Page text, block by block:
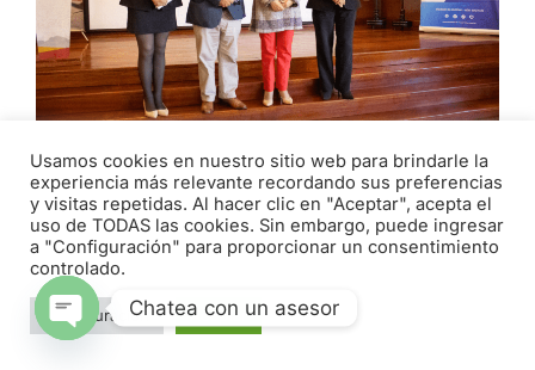
EMPRESARIOS Y AUTORIDADES
PARTICIPAN EN ENCUENTRO PROMOVIDO
POR LA CÁMARA DE COMERCIO DE
ÁNCASH
abril 29, 2026
Usamos cookies en nuestro sitio web para brindarle la
experiencia más relevante recordando sus preferencias
y visitas repetidas. Al hacer clic en "Aceptar", acepta el
uso de TODAS las cookies. Sin embargo, puede ingresar
a "Configuración" para proporcionar un consentimiento
controlado.
Configuración Aceptar
Chatea con un asesor